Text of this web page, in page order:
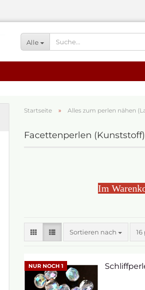
Alle
Startseite » Alles zum perlen nähen
Facettenperlen (Kunststoff)
Im
Sortieren nach 16
NUR NOCH 1